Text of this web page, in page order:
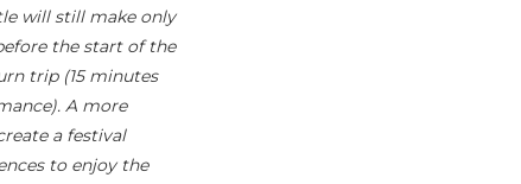
will still make only
the start of the
trip (15 minutes
A more
a festival
to enjoy the